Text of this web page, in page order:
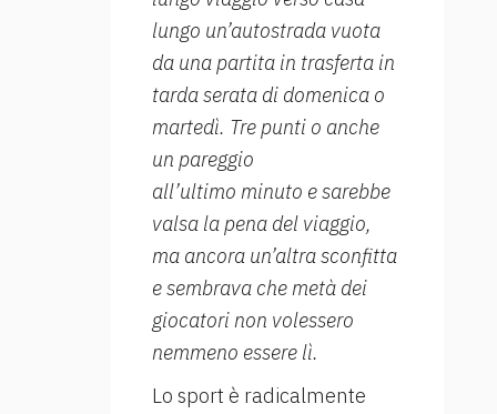
lungo un’autostrada vuota
da una partita in trasferta in
tarda serata di domenica o
martedì. Tre punti o anche
un pareggio
all’ultimo minuto e sarebbe
valsa la pena del viaggio,
ma ancora un’altra sconfitta
e sembrava che metà dei
giocatori non volessero
nemmeno essere lì.
Lo sport è radicalmente